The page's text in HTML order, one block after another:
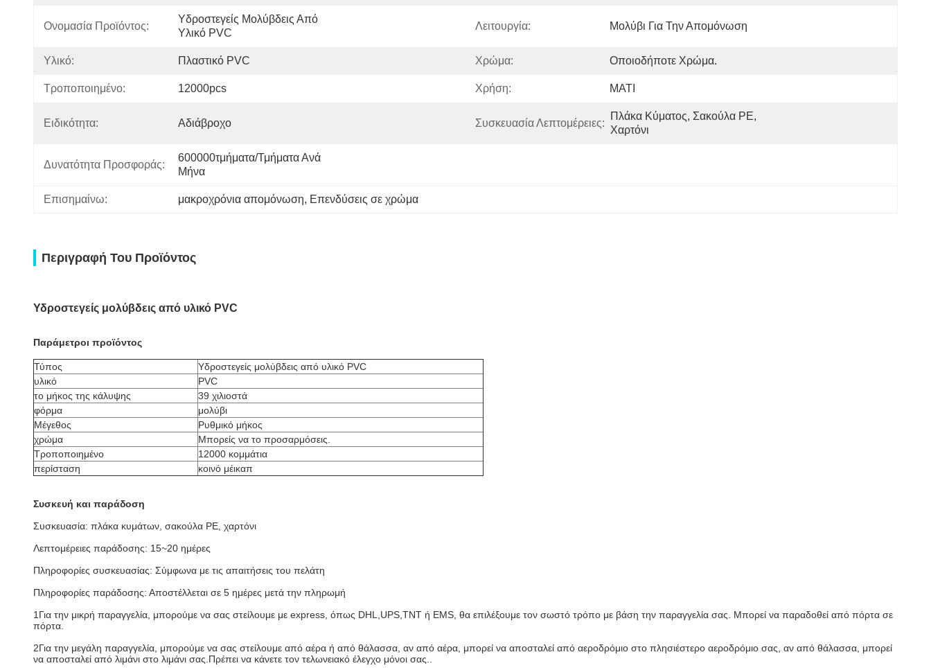
Ονομασία Προϊόντος:
Υδροστεγείς Μολύβδεις Από
Υλικό PVC
Λειτουργία: Μολύβι Για Την Απομόνωση
Υλικό: Πλαστικό PVC Χρώμα: Οποιοδήποτε Χρώμα.
Τροποποιημένο: 12000pcs Χρήση: ΜΑΤΙ
Ειδικότητα: Αδιάβροχο Συσκευασία Λεπτομέρειες:
Πλάκα Κύματος, Σακούλα PE,
Χαρτόνι
Δυνατότητα Προσφοράς:
600000τμήματα/τμήματα Ανά
Μήνα
Επισημαίνω: μακροχρόνια απομόνωση, Επενδύσεις σε χρώμα
Περιγραφή Του Προϊόντος
Υδροστεγείς μολύβδεις από υλικό PVC
Παράμετροι προϊόντος
Τύπος
Υδροστεγείς μολύβδεις από υλικό PVC
υλικό
PVC
το μήκος της κάλυψης
39 χιλιοστά
φόρμα
μολύβι
Μέγεθος
Ρυθμικό μήκος
χρώμα
Μπορείς να το προσαρμόσεις.
Τροποποιημένο
12000 κομμάτια
περίσταση
κοινό μέικαπ
Συσκευή και παράδοση
Συσκευασία: πλάκα κυμάτων, σακούλα PE, χαρτόνι
Λεπτομέρειες παράδοσης: 15~20 ημέρες
Πληροφορίες συσκευασίας: Σύμφωνα με τις απαιτήσεις του πελάτη
Πληροφορίες παράδοσης: Αποστέλλεται σε 5 ημέρες μετά την πληρωμή
1Για την μικρή παραγγελία, μπορούμε να σας στείλουμε με express, όπως DHL,UPS,TNT ή EMS, θα επιλέξουμε τον σωστό τρόπο με βάση την παραγγελία σας. Μπορεί να παραδοθεί από πόρτα σε
πόρτα.
2Για την μεγάλη παραγγελία, μπορούμε να σας στείλουμε από αέρα ή από θάλασσα, αν από αέρα, μπορεί να αποσταλεί από αεροδρόμιο στο πλησιέστερο αεροδρόμιο σας, αν από θάλασσα, μπορεί
να αποσταλεί από λιμάνι στο λιμάνι σας.Πρέπει να κάνετε τον τελωνειακό έλεγχο μόνοι σας..